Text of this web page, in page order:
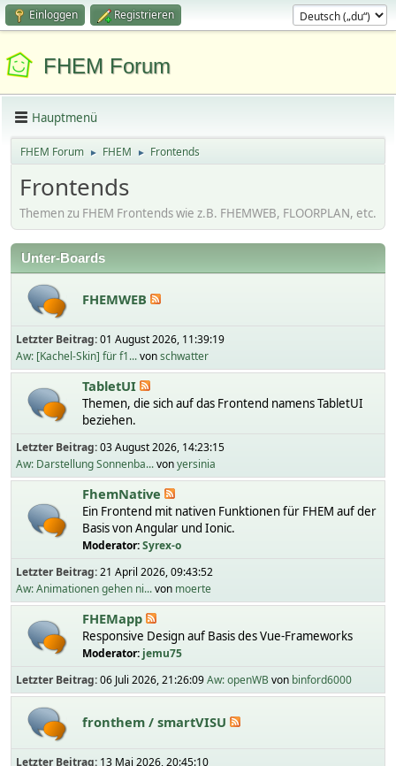
Einloggen Registrieren
FHEM Forum
Hauptmenü
FHEM Forum ► FHEM ► Frontends
Frontends
Themen zu FHEM Frontends wie z.B. FHEMWEB, FLOORPLAN, etc.
Unter-Boards
FHEMWEB
Letzter Beitrag:01 August 2026, 11:39:19
Aw: [Kachel-Skin] für f1...vonschwatter
TabletUI
Themen, die sich auf das Frontend namens TabletUI
beziehen.
Letzter Beitrag:03 August 2026, 14:23:15
Aw: Darstellung Sonnenba...vonyersinia
FhemNative
Ein Frontend mit nativen Funktionen für FHEM auf der
Basis von Angular und Ionic.
Moderator:Syrex-o
Letzter Beitrag:21 April 2026, 09:43:52
Aw: Animationen gehen ni...von moerte
FHEMapp
Responsive Design auf Basis des Vue-Frameworks
Moderator: jemu75
Letzter Beitrag:06 Juli 2026, 21:26:09Aw: openWB von binford6000
fronthem / smartVISU
Letzter Beitrag: 13 Mai 2026, 20:45:10